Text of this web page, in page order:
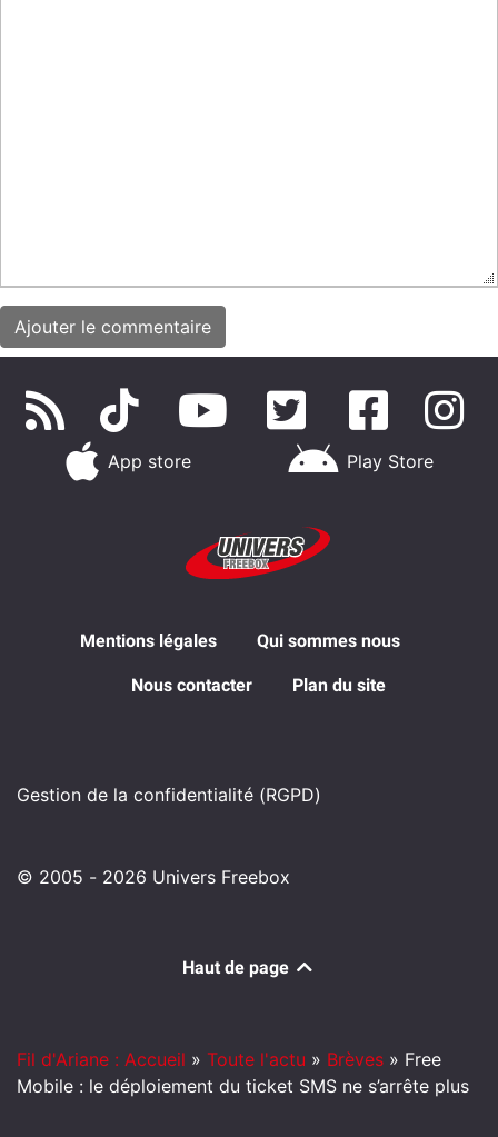
App store Play Store
Mentions légales Qui sommes nous
Nous contacter Plan du site
Gestion de la confidentialité (RGPD)
© 2005 - 2026 Univers Freebox
Haut de page
Fil d'Ariane : Accueil » Toute l'actu » Brèves » Free
Mobile : le déploiement du ticket SMS ne s’arrête plus